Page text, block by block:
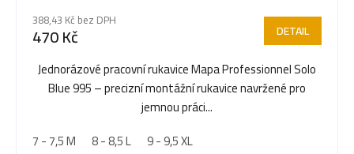
388,43 Kč bez DPH
470 Kč DETAIL
Jednorázové pracovní rukavice Mapa Professionnel Solo
Blue 995 – precizní montážní rukavice navržené pro
jemnou práci...
7 - 7,5 M
8 - 8,5 L 9 - 9,5 XL